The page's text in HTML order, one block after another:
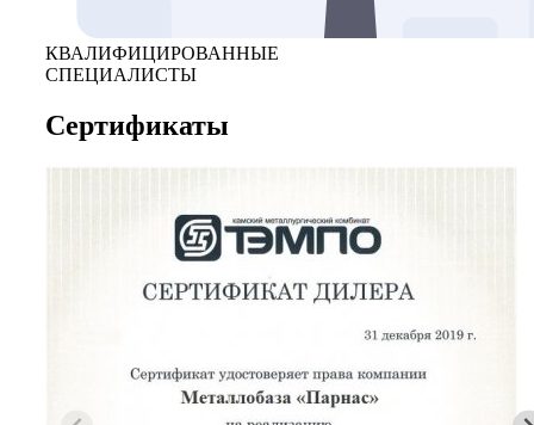
КВАЛИФИЦИРОВАННЫЕ
СПЕЦИАЛИСТЫ
Сертификаты